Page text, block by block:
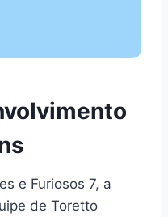
e Furiosos 7, a
de Toretto